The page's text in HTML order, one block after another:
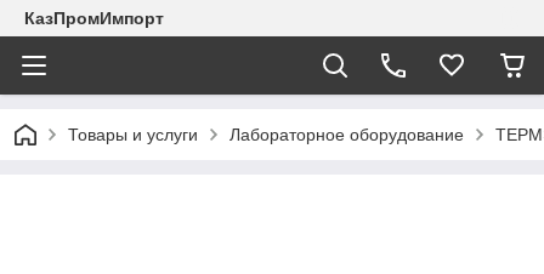
КазПромИмпорт
Товары и услуги Лабораторное оборудование